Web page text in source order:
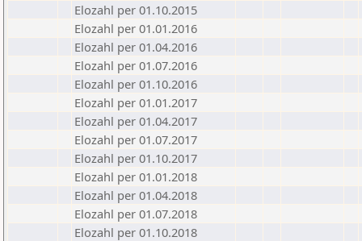
Elozahl per 01.10.2015
Elozahl per 01.01.2016
Elozahl per 01.04.2016
Elozahl per 01.07.2016
Elozahl per 01.10.2016
Elozahl per 01.01.2017
Elozahl per 01.04.2017
Elozahl per 01.07.2017
Elozahl per 01.10.2017
Elozahl per 01.01.2018
Elozahl per 01.04.2018
Elozahl per 01.07.2018
Elozahl per 01.10.2018